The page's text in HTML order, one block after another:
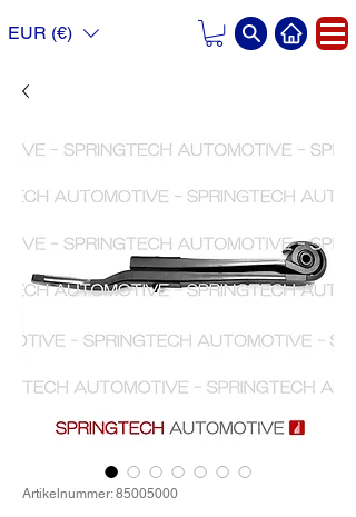
EUR (€)
Artikelnummer: 85005000